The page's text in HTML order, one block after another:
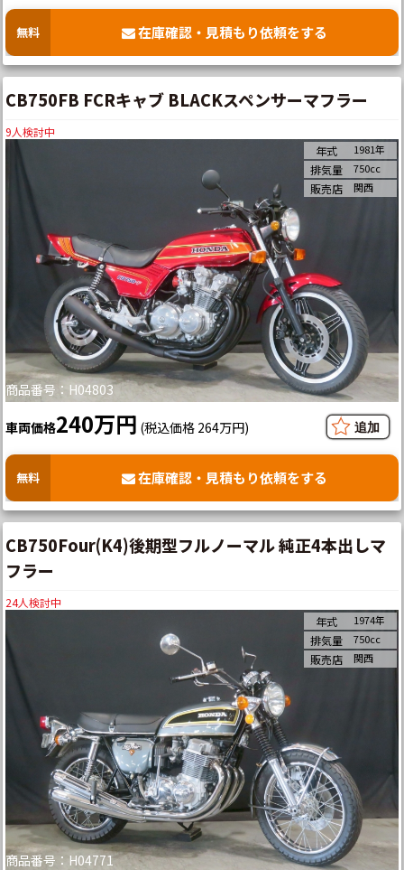
無料 在庫確認・見積もり依頼をする
CB750FB FCRキャブ BLACKスペンサーマフラー
9人検討中
商品番号：H04803
年式 1981年
排気量 750cc
販売店 関西
車両価格240万円 (税込価格 264万円)
無料 在庫確認・見積もり依頼をする
CB750Four(K4)後期型フルノーマル 純正4本出しマ
フラー
24人検討中
商品番号：H04771
年式 1974年
排気量 750cc
販売店 関西